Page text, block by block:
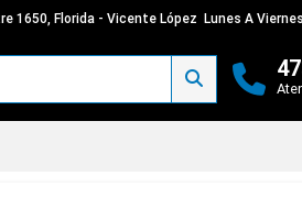
1650, Florida - Vicente López Lunes A